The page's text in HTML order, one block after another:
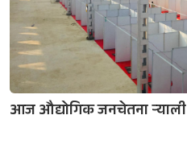
आज औद्योगिक जनचेतना र्‍याली